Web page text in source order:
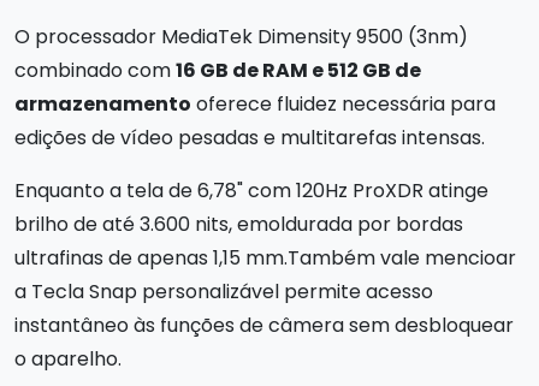
O processador MediaTek Dimensity 9500 (3nm)
combinado com16 GB de RAM e 512 GB de
armazenamento oferece fluidez necessária para
edições de vídeo pesadas e multitarefas intensas.
Enquanto a tela de 6,78" com 120Hz ProXDR atinge
brilho de até 3.600 nits, emoldurada por bordas
ultrafinas de apenas 1,15 mm.Também vale mencioar
a Tecla Snap personalizável permite acesso
instantâneo às funções de câmera sem desbloquear
o aparelho.